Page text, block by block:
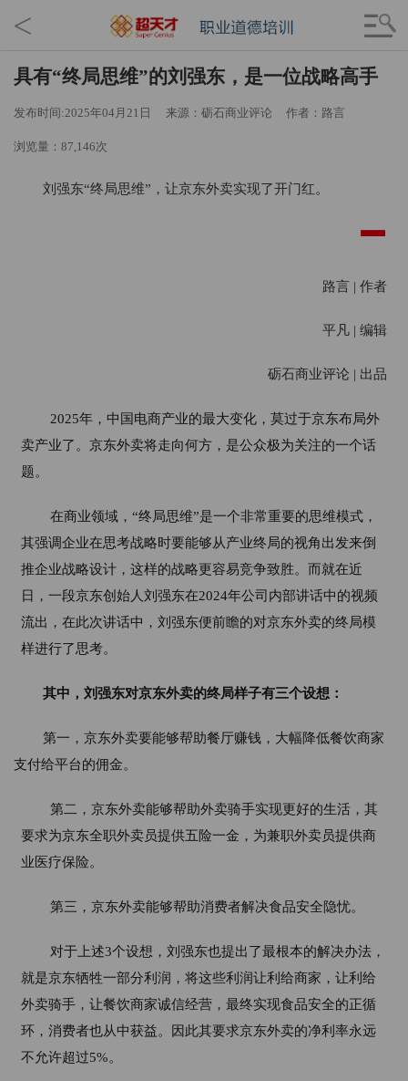
<
具有“终局思维”的刘强东，是一位战略高手
发布时间:2025年04月21日 来源：砺石商业评论 作者：路言
浏览量：87,146次
刘强东“终局思维”，让京东外卖实现了开门红。
路言 | 作者
平凡 | 编辑
砺石商业评论 | 出品
2025年，中国电商产业的最大变化，莫过于京东布局外
卖产业了。京东外卖将走向何方，是公众极为关注的一个话
题。
在商业领域，“终局思维”是一个非常重要的思维模式，
其强调企业在思考战略时要能够从产业终局的视角出发来倒
推企业战略设计，这样的战略更容易竞争致胜。而就在近
日，一段京东创始人刘强东在2024年公司内部讲话中的视频
流出，在此次讲话中，刘强东便前瞻的对京东外卖的终局模
样进行了思考。
其中，刘强东对京东外卖的终局样子有三个设想：
第一，京东外卖要能够帮助餐厅赚钱，大幅降低餐饮商家
支付给平台的佣金。
第二，京东外卖能够帮助外卖骑手实现更好的生活，其
要求为京东全职外卖员提供五险一金，为兼职外卖员提供商
业医疗保险。
第三，京东外卖能够帮助消费者解决食品安全隐忧。
对于上述3个设想，刘强东也提出了最根本的解决办法，
就是京东牺牲一部分利润，将这些利润让利给商家，让利给
外卖骑手，让餐饮商家诚信经营，最终实现食品安全的正循
环，消费者也从中获益。因此其要求京东外卖的净利率永远
不允许超过5%。